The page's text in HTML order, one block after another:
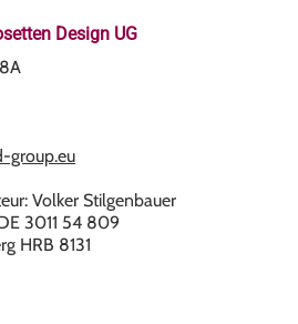
Design UG
group.eu
Volker Stilgenbauer
3011 54 809
HRB 8131